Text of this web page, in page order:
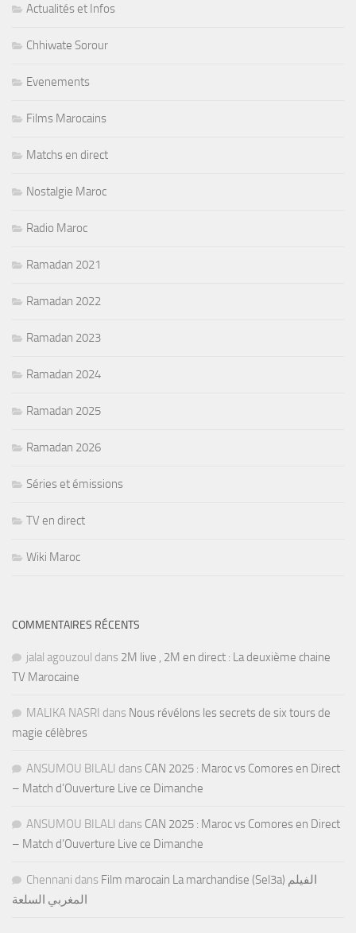
Actualités et Infos
Chhiwate Sorour
Evenements
Films Marocains
Matchs en direct
Nostalgie Maroc
Radio Maroc
Ramadan 2021
Ramadan 2022
Ramadan 2023
Ramadan 2024
Ramadan 2025
Ramadan 2026
Séries et émissions
TV en direct
Wiki Maroc
COMMENTAIRES RÉCENTS
jalal agouzoul dans 2M live , 2M en direct : La deuxième chaine
TV Marocaine
MALIKA NASRI dans Nous révélons les secrets de six tours de
magie célèbres
ANSUMOU BILALI dans CAN 2025 : Maroc vs Comores en Direct
– Match d’Ouverture Live ce Dimanche
ANSUMOU BILALI dans CAN 2025 : Maroc vs Comores en Direct
– Match d’Ouverture Live ce Dimanche
Chennani dans Film marocain La marchandise (Sel3a) الفيلم
المغربي السلعة